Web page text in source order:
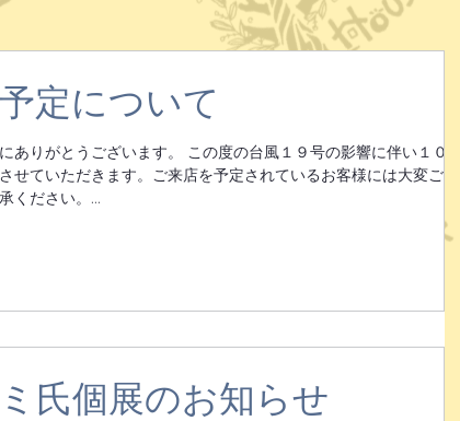
定について
ありがとうございます。 この度の台風１９号の影響に伴い１０
せていただきます。ご来店を予定されているお客様には大変ご不
ください。...
氏個展のお知らせ